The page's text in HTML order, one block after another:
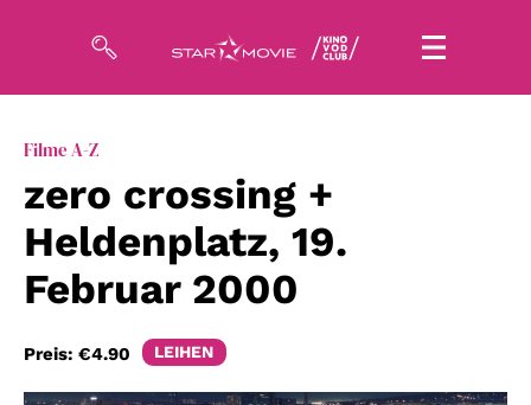
Magazin
Kuratierungen
Events
So geht’s
Filme A-Z
zero crossing +
Heldenplatz, 19.
Februar 2000
Preis: €4.90 LEIHEN